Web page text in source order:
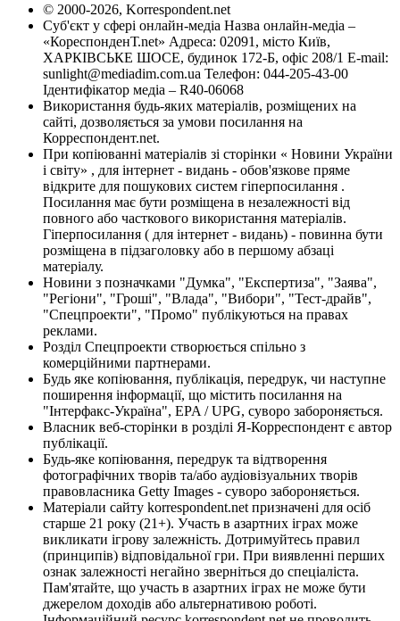
© 2000-2026, Korrespondent.net
Суб'єкт у сфері онлайн-медіа Назва онлайн-медіа –
«КореспонденТ.net» Адреса: 02091, місто Київ,
ХАРКІВСЬКЕ ШОСЕ, будинок 172-Б, офіс 208/1 E-mail:
sunlight@mediadim.com.ua Телефон: 044-205-43-00
Ідентифікатор медіа – R40-06068
Використання будь-яких матеріалів, розміщених на
сайті, дозволяється за умови посилання на
Корреспондент.net.
При копіюванні матеріалів зі сторінки « Новини України
і світу» , для інтернет - видань - обов'язкове пряме
відкрите для пошукових систем гіперпосилання .
Посилання має бути розміщена в незалежності від
повного або часткового використання матеріалів.
Гіперпосилання ( для інтернет - видань) - повинна бути
розміщена в підзаголовку або в першому абзаці
матеріалу.
Новини з позначками "Думка", "Експертиза", "Заява",
"Регіони", "Гроші", "Влада", "Вибори", "Тест-драйв",
"Спецпроекти", "Промо" публікуються на правах
реклами.
Розділ Спецпроекти створюється спільно з
комерційними партнерами.
Будь яке копіювання, публікація, передрук, чи наступне
поширення інформації, що містить посилання на
"Інтерфакс-Україна", EPA / UPG, суворо забороняється.
Власник веб-сторінки в розділі Я-Корреспондент є автор
публікації.
Будь-яке копіювання, передрук та відтворення
фотографічних творів та/або аудіовізуальних творів
правовласника Getty Images - суворо забороняється.
Матеріали сайту korrespondent.net призначені для осіб
старше 21 року (21+). Участь в азартних іграх може
викликати ігрову залежність. Дотримуйтесь правил
(принципів) відповідальної гри. При виявленні перших
ознак залежності негайно зверніться до спеціаліста.
Пам'ятайте, що участь в азартних іграх не може бути
джерелом доходів або альтернативою роботі.